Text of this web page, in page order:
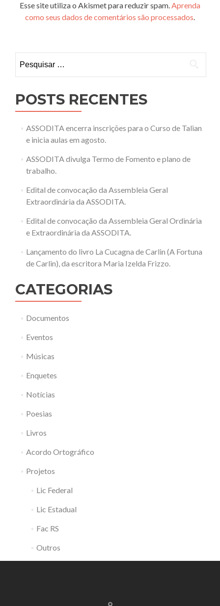
Esse site utiliza o Akismet para reduzir spam. Aprenda
como seus dados de comentários são processados
por:
POSTS RECENTES
ASSODITA encerra inscrições para o Curso de Talian
e inicia aulas em agosto.
ASSODITA divulga Termo de Fomento e plano de
trabalho.
Edital de convocação da Assembleia Geral
Extraordinária da ASSODITA.
Edital de convocação da Assembleia Geral Ordinária
e Extraordinária da ASSODITA.
Lançamento do livro La Cucagna de Carlin (A Fortuna
de Carlin), da escritora Maria Izelda Frizzo.
CATEGORIAS
Documentos
Eventos
Músicas
Enquetes
Notícias
Poesias
Livros
Acordo Ortográfico
Projetos
Lic Federal
Lic Estadual
Fac RS
Outros